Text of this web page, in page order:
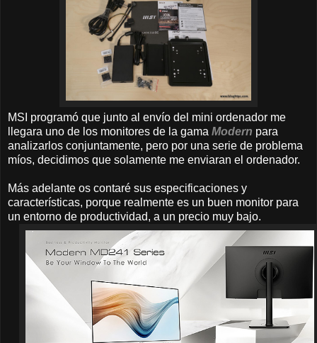
MSI programó que junto al envío del mini ordenador me
llegara uno de los monitores de la gama Modern para
analizarlos conjuntamente, pero por una serie de problema
míos, decidimos que solamente me enviaran el ordenador.
Más adelante os contaré sus especificaciones y
características, porque realmente es un buen monitor para
un entorno de productividad, a un precio muy bajo.